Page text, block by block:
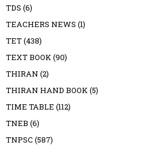
TDS (6)
TEACHERS NEWS (1)
TET(438)
TEXT BOOK(90)
THIRAN (2)
THIRAN HAND BOOK(5)
TIME TABLE (112)
TNEB (6)
TNPSC (587)